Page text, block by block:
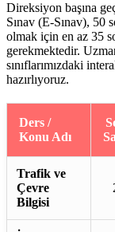
Direksiyon başına
Sınav (E-Sınav), 50
olmak için en az 35
gerekmektedir.
sınıflarımızdaki
hazırlıyoruz.
Ders /
Konu Adı
Trafik ve
Çevre
Bilgisi